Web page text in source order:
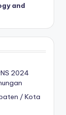
and
2024
/ Kota